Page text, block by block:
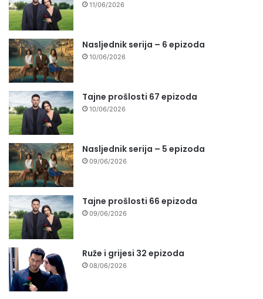
11/06/2026
Nasljednik serija – 6 epizoda
10/06/2026
Tajne prošlosti 67 epizoda
10/06/2026
Nasljednik serija – 5 epizoda
09/06/2026
Tajne prošlosti 66 epizoda
09/06/2026
Ruže i grijesi 32 epizoda
08/06/2026